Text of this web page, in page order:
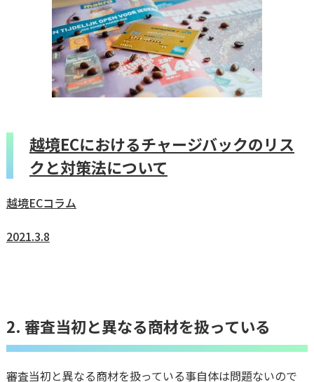
越境ECにおけるチャージバックのリス
クと対策法について
越境ECコラム
2021.3.8
2. 審査当初と異なる商材を扱っている
審査当初と異なる商材を扱っている事自体は問題ないので